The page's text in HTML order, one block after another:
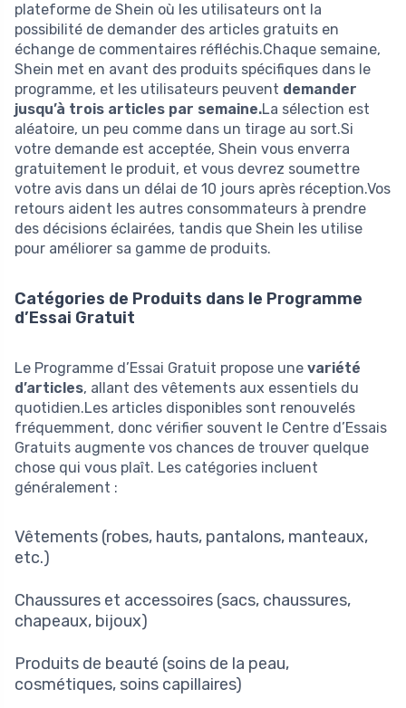
plateforme de Shein où les utilisateurs ont la
possibilité de demander des articles gratuits en
échange de commentaires réfléchis.Chaque semaine,
Shein met en avant des produits spécifiques dans le
programme, et les utilisateurs peuvent demander
jusqu’à trois articles par semaine.La sélection est
aléatoire, un peu comme dans un tirage au sort.Si
votre demande est acceptée, Shein vous enverra
gratuitement le produit, et vous devrez soumettre
votre avis dans un délai de 10 jours après réception.Vos
retours aident les autres consommateurs à prendre
des décisions éclairées, tandis que Shein les utilise
pour améliorer sa gamme de produits.
Catégories de Produits dans le Programme
d’Essai Gratuit
Le Programme d’Essai Gratuit propose une variété
d’articles, allant des vêtements aux essentiels du
quotidien.Les articles disponibles sont renouvelés
fréquemment, donc vérifier souvent le Centre d’Essais
Gratuits augmente vos chances de trouver quelque
chose qui vous plaît. Les catégories incluent
généralement :
Vêtements (robes, hauts, pantalons, manteaux,
etc.)
Chaussures et accessoires (sacs, chaussures,
chapeaux, bijoux)
Produits de beauté (soins de la peau,
cosmétiques, soins capillaires)